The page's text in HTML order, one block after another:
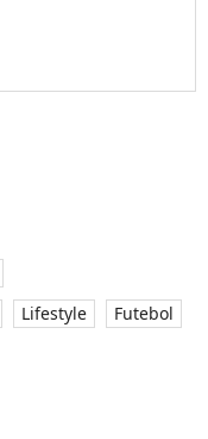
Lifestyle Futebol